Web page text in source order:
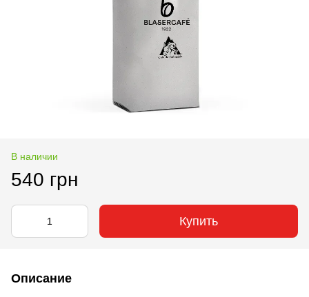
В наличии
540 грн
Купить
Описание